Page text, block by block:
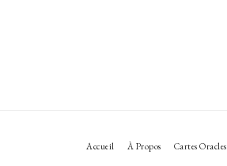
Accueil À Propos Cartes Oracles